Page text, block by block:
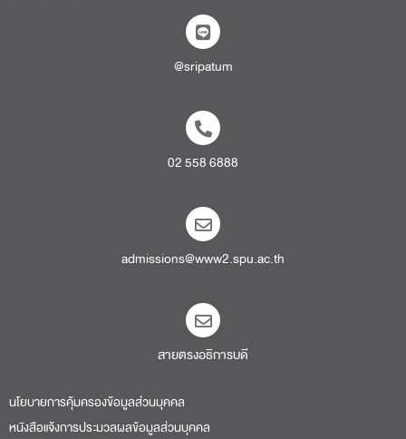
@sripatum
02 558 6888
admissions@www2.spu.ac.th
สายตรงอธิการบดี​
นโยบายการคุ้มครองข้อมูลส่วนบุคคล
หนังสือแจ้งการประมวลผลข้อมูลส่วนบุคคล